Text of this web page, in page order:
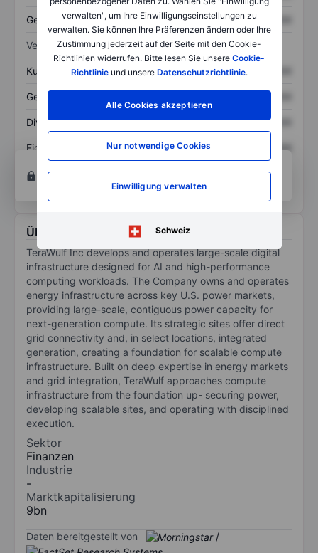
verwalten", um Ihre Einwilligungseinstellungen zu
verwalten. Sie können Ihre Präferenzen ändern oder Ihre
Zustimmung jederzeit auf der Seite mit den Cookie-
Richtlinien widerrufen. Bitte lesen Sie unsere Cookie-
Richtlinieund unsere Datenschutzrichtlinie.
Alle Cookies akzeptieren
Nur notwendige Cookies
Einwilligung verwalten
Schweiz
Gesamtschulden XXXXXXX XXXXXXX
Verhältnisse
Kurs/Umsatz XXXXXXX
Gewinn je Aktie XXXXXXX
Dividende je Aktie XXXXXXX XXXXXXX
Eigenkapitalrendite XXXXXXX
XXXXXXX
und Analyse-Tools zu erhalten.
Über TeraWulf Inc.
TeraWulf Inc develops and operates large-scale digital
infrastructure designed for AI and high-performance
computing workloads. The Company owns and operates
energy infrastructure across key U.S. power markets,
providing large-scale, contiguous power capacity for
next-generation compute. Its strategic sites offer direct
grid connectivity and, in select locations, integrated
generation, creating a foundation for scalable compute
infrastructure. Built on deep expertise in energy markets
and grid integration, TeraWulf approaches compute
infrastructure from the foundation up- securing power,
developing scalable sites, and operating with disciplined
execution.
Sektor
Finanzen
Industrie
-
Marktkapitalisierung
9bn
Daten bereitgestellt von /